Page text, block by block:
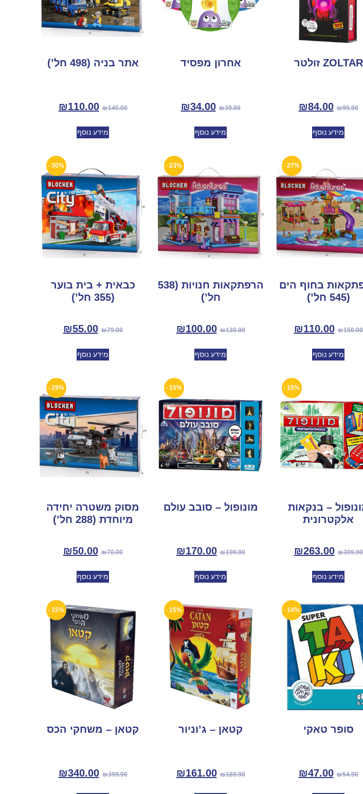
ZOLTAR זולטר
₪99.90
₪84.00
מידע נוסף
אחרון מפסיד
₪39.90
₪34.00
מידע נוסף
אתר בניה (498 חל’)
₪140.00
₪110.00
מידע נוסף
27% -
בחוף הים
(545 חל’)
₪150.00
₪110.00
מידע נוסף
23% -
הרפתקאות חנויות (538
חל’)
₪130.00
₪100.00
מידע נוסף
30% -
כבאית + בית בוער
(355 חל’)
₪79.00
₪55.00
מידע נוסף
15% -
– בנקאות
אלקטרונית
₪309.90
₪263.00
מידע נוסף
15% -
מונופול – סובב עולם
₪199.90
₪170.00
מידע נוסף
29% -
מסוק משטרה יחידה
מיוחדת (288 חל’)
₪70.00
₪50.00
מידע נוסף
14% -
סופר טאקי
₪54.90
₪47.00
15% -
קטאן – ג’וניור
₪189.90
₪161.00
15% -
קטאן – משחקי הכס
₪399.90
₪340.00